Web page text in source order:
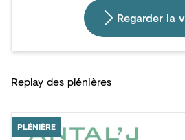
Regarder la
Replay des plénières
PLÉNIÈRE